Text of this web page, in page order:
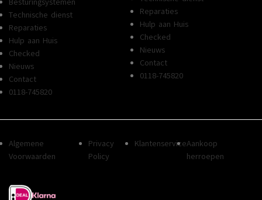
Technische dienst
Reparaties
Hulp aan Huis
Checked
Nieuws
Contact
0118-745820
Reparaties
Hulp aan Huis
Checked
Nieuws
Contact
0118-745820
Algemene
Voorwaarden
Privacy
Policy
KlantenserviceAankoop
herroepen